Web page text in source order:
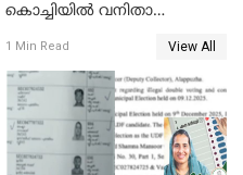
കൊച്ചിയില്‍ വനിതാ
കോടി രൂപ
1 Min Read View All